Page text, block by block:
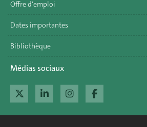
Offre d'emploi
Dates importantes
Bibliothèque
Médias sociaux